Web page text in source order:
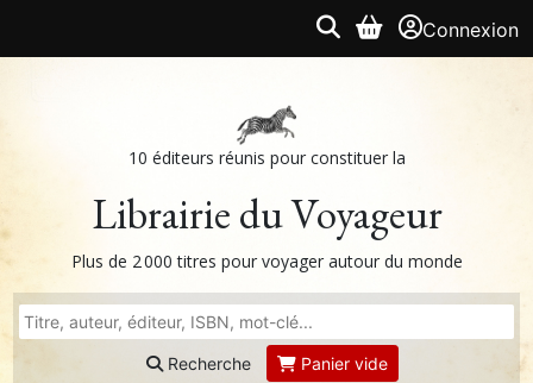
Connexion
10 éditeurs réunis pour constituer la
Librairie du Voyageur
Plus de 2 000 titres pour voyager autour du monde
Recherche Panier vide